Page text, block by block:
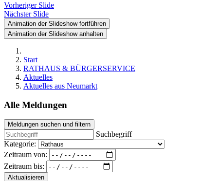
Vorheriger Slide
Nächster Slide
Animation der Slideshow fortführen
Animation der Slideshow anhalten
Start
RATHAUS & BÜRGERSERVICE
Aktuelles
Aktuelles aus Neumarkt
Alle Meldungen
Meldungen suchen und filtern
Suchbegriff
Kategorie:
Zeitraum von:
Zeitraum bis:
Aktualisieren